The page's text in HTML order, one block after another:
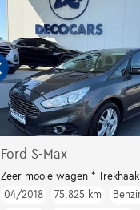
Ford S-Max
Zeer mooie wagen *
04/2018
75.825 km